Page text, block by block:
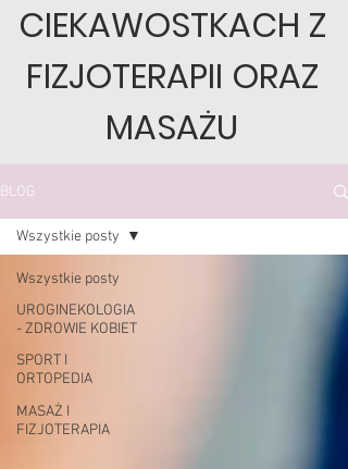
CIEKAWOSTKACH Z
FIZJOTERAPII ORAZ
MASAŻU
BLOG
Wszystkie posty
UROGINEKOLOGIA
- ZDROWIE KOBIET
SPORT I
ORTOPEDIA
MASAŻ I
FIZJOTERAPIA
Wszystkie posty